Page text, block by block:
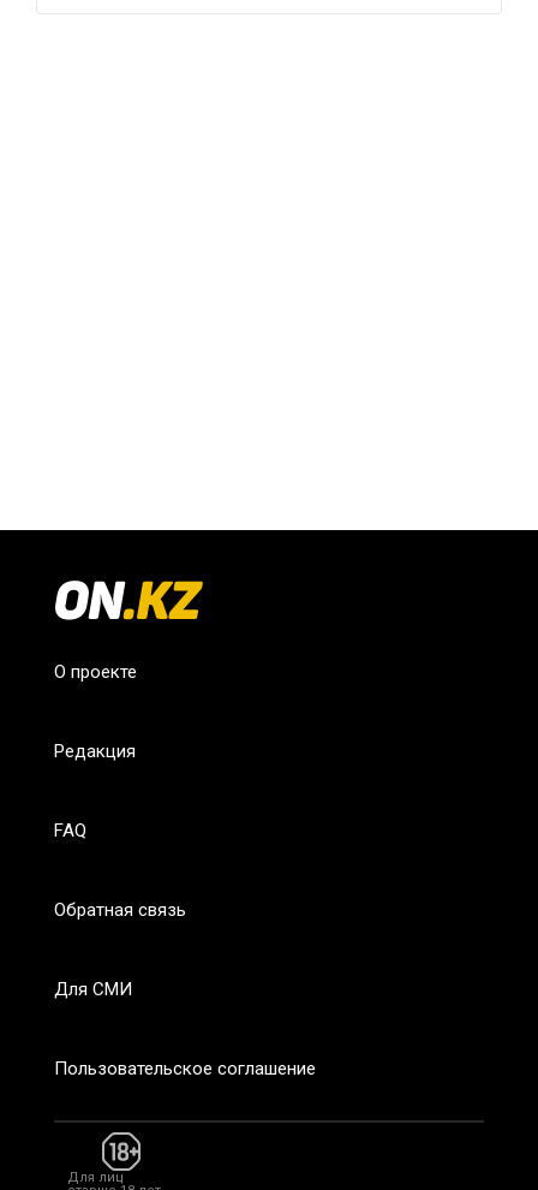
О проекте
Редакция
FAQ
Обратная связь
Для СМИ
Пользовательское соглашение
Для лиц